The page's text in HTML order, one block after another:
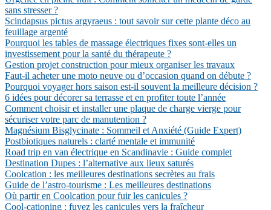
sans stresser ?
Scindapsus pictus argyraeus : tout savoir sur cette plante déco au
feuillage argenté
Pourquoi les tables de massage électriques fixes sont-elles un
investissement pour la santé du thérapeute ?
Gestion projet construction pour mieux organiser les travaux
Faut-il acheter une moto neuve ou d’occasion quand on débute ?
Pourquoi voyager hors saison est-il souvent la meilleure décision ?
6 idées pour décorer sa terrasse et en profiter toute l’année
Comment choisir et installer une plaque de charge vierge pour
sécuriser votre parc de manutention ?
Magnésium Bisglycinate : Sommeil et Anxiété (Guide Expert)
Postbiotiques naturels : clarté mentale et immunité
Road trip en van électrique en Scandinavie : Guide complet
Destination Dupes : l’alternative aux lieux saturés
Coolcation : les meilleures destinations secrètes au frais
Guide de l’astro-tourisme : Les meilleures destinations
Où partir en Coolcation pour fuir les canicules ?
Cool-cationing : fuyez les canicules vers la fraîcheur